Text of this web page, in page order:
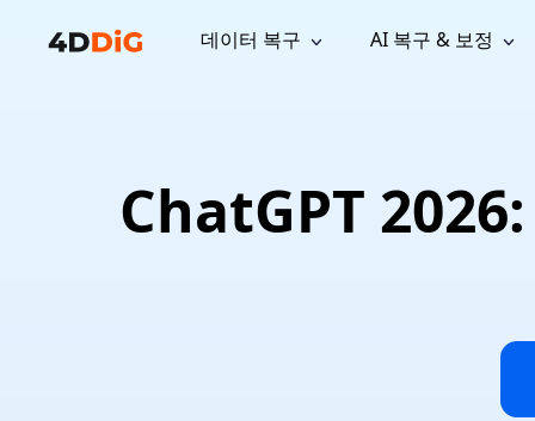
데이터 복구
프로 무료
AI 복구 & 보정
Windows용 간편 디스크 관리
중복 파
Mac 최적
가이드, 라이선스, 문의 사용자
사용
모든 팁
ChatGPT